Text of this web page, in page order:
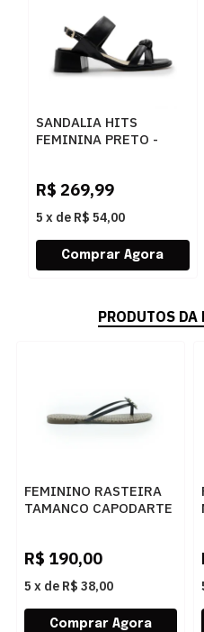
SANDALIA HITS
FEMININA PRETO -
R$ 269,99
5 x de R$ 54,00
PRODUTOS DA
FEMININO RASTEIRA
TAMANCO CAPODARTE
R$ 190,00
5 x de R$ 38,00